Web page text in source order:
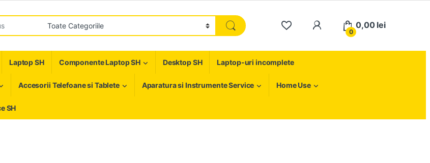
My Account
0
0,00 lei
Laptop SH Componente Laptop SH Desktop SH Laptop-uri incomplete
Accesorii Telefoane si Tablete Aparatura si Instrumente Service Home Use
SH